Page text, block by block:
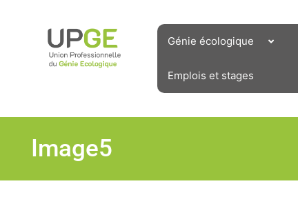
Génie écologique
Emplois et stages
Image5